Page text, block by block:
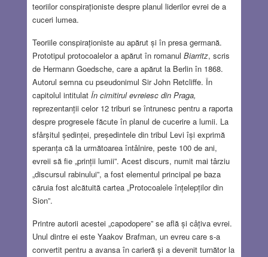
teoriilor conspiraționiste despre planul liderilor evrei de a
cuceri lumea.
Teoriile conspiraționiste au apărut și în presa germană.
Prototipul protocoalelor a apărut în romanul Biarritz, scris
de Hermann Goedsche, care a apărut la Berlin în 1868.
Autorul semna cu pseudonimul Sir John Retcliffe. În
capitolul intitulat În cimitirul evreiesc din Praga,
reprezentanții celor 12 triburi se întrunesc pentru a raporta
despre progresele făcute în planul de cucerire a lumii. La
sfârșitul ședinței, președintele din tribul Levi își exprimă
speranța că la următoarea întâlnire, peste 100 de ani,
evreii să fie „prinții lumii”. Acest discurs, numit mai târziu
„discursul rabinului”, a fost elementul principal pe baza
căruia fost alcătuită cartea „Protocoalele înțelepților din
Sion”.
Printre autorii acestei „capodopere” se află și câțiva evrei.
Unul dintre ei este Yaakov Brafman, un evreu care s-a
convertit pentru a avansa în carieră și a devenit turnător la